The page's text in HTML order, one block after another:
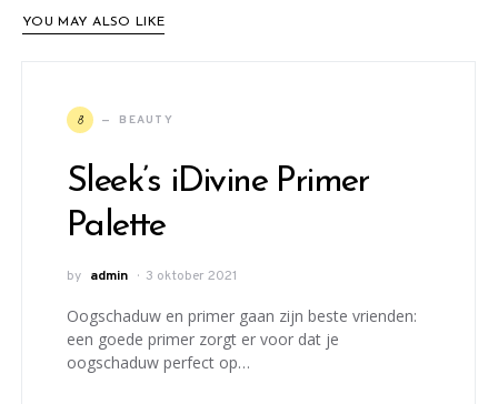
YOU MAY ALSO LIKE
B BEAUTY
Sleek’s iDivine Primer
Palette
by admin 3 oktober 2021
Oogschaduw en primer gaan zijn beste vrienden:
een goede primer zorgt er voor dat je
oogschaduw perfect op…